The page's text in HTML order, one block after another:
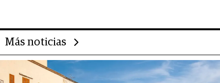
Más noticias